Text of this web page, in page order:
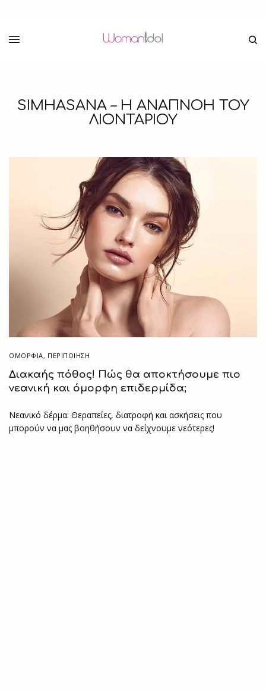
SIMHASANA – Η ΑΝΑΠΝΟΗ ΤΟΥ
ΛΙΟΝΤΑΡΙΟΥ
ΟΜΟΡΦΙΑ, ΠΕΡΙΠΟΊΗΣΗ
Διακαής πόθος! Πώς θα αποκτήσουμε πιο
νεανική και όμορφη επιδερμίδα;
Νεανικό δέρμα: Θεραπείες, διατροφή και ασκήσεις που
μπορούν να μας βοηθήσουν να δείχνουμε νεότερες!